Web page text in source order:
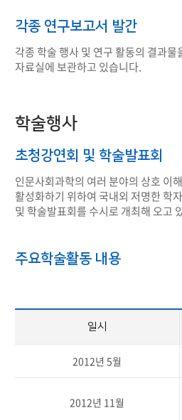
각종 연구보고서 발간
각종 학술 행사 및 연구 활동의 결과
자료실에 보관하고 있습니다.
학술행사
초청강연회 및 학술발표회
인문사회과학의 여러 분야의 상호 이
활성화하기 위하여 국내외 저명한 학
및 학술발표회를 수시로 개최해 오고
주요학술활동 내용
일시
2012년 5월
2012년 11월